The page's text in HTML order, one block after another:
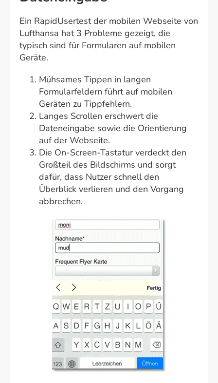
Ein RapidUsertest der mobilen Webseite von
Lufthansa hat 3 Probleme gezeigt, die
typisch sind für Formularen auf mobilen
Geräte.
Mühsames Tippen in langen
Formularfeldern führt auf mobilen
Geräten zu Tippfehlern.
Langes Scrollen erschwert die
Dateneingabe sowie die Orientierung
auf der Webseite.
Die On-Screen-Tastatur verdeckt den
Großteil des Bildschirms und sorgt
dafür, dass Nutzer schnell den
Überblick verlieren und den Vorgang
abbrechen.